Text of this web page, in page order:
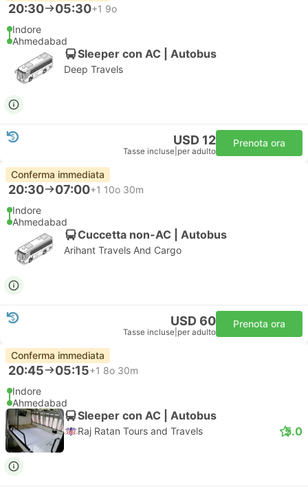
20:30 05:30+1 9o
Indore
Ahmedabad
Sleeper con AC | Autobus
Deep Travels
USD 12
Tasse incluse per adulto
Prenota ora
Conferma immediata
20:30 07:00+1 10o 30m
Indore
Ahmedabad
Cuccetta non-AC | Autobus
Arihant Travels And Cargo
USD 60
Tasse incluse per adulto
Prenota ora
Conferma immediata
20:45 05:15+1 8o 30m
Indore
Ahmedabad
Sleeper con AC | Autobus
Raj Ratan Tours and Travels 5.0